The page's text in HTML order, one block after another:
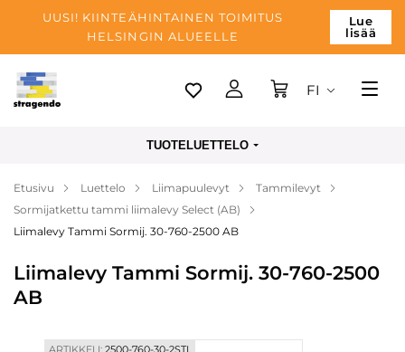
UUSI! KIINTEÄHINTAINEN TOIMITUS
HELSINGIN ALUEELLE
Lue
lisää
Tallinn
Maksu
Yrityksen
Blogi
Yhteystiedot
FI
TUOTELUETTELO
Etusivu Luettelo Liimapuulevyt
Tammilevyt
Sormijatkettu tammi liimalevy Select (AB)
Liimalevy Tammi Sormij. 30-760-2500 AB
Liimalevy Tammi Sormij. 30-760-2500
AB
ARTIKKELI:2500-760-30-2STL